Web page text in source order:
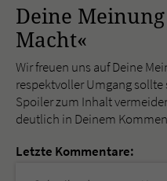
Deine
Macht«
Wir freuen uns auf Deine
respektvoller Umgang
Spoiler zum Inhalt
deutlich in Deinem
Letzte Kommentare: